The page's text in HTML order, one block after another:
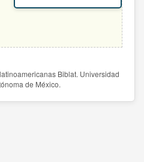
Biblat. Universidad
de México.